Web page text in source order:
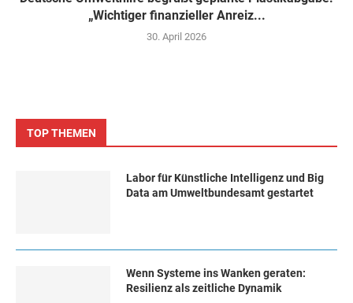
„Wichtiger finanzieller Anreiz...
30. April 2026
TOP THEMEN
Labor für Künstliche Intelligenz und Big
Data am Umweltbundesamt gestartet
Wenn Systeme ins Wanken geraten:
Resilienz als zeitliche Dynamik